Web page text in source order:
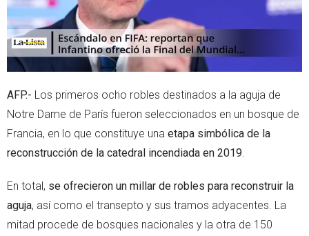
AFP.- Los primeros ocho robles destinados a la aguja de
Notre Dame de París fueron seleccionados en un bosque de
Francia, en lo que constituye una etapa simbólica de la
reconstrucción de la catedral incendiada en 2019
En total, se ofrecieron un millar de robles para reconstruir la
aguja, así como el transepto y sus tramos adyacentes. La
mitad procede de bosques nacionales y la otra de 150